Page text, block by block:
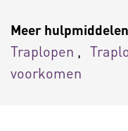
Meer
Traplopen
voorkomen